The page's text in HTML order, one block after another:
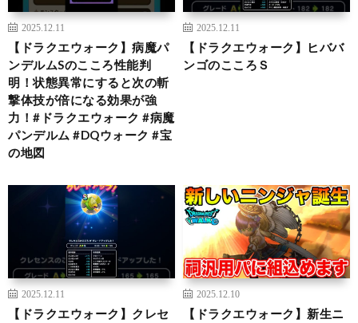
2025.12.11
【ドラクエウォーク】病魔パ
ンデルムSのこころ性能判
明！状態異常にすると次の斬
撃体技が倍になる効果が強
力！#ドラクエウォーク #病魔
パンデルム #DQウォーク #宝
の地図
2025.12.11
【ドラクエウォーク】ヒババ
ンゴのこころＳ
2025.12.11
【ドラクエウォーク】クレセ
2025.12.10
【ドラクエウォーク】新生ニ